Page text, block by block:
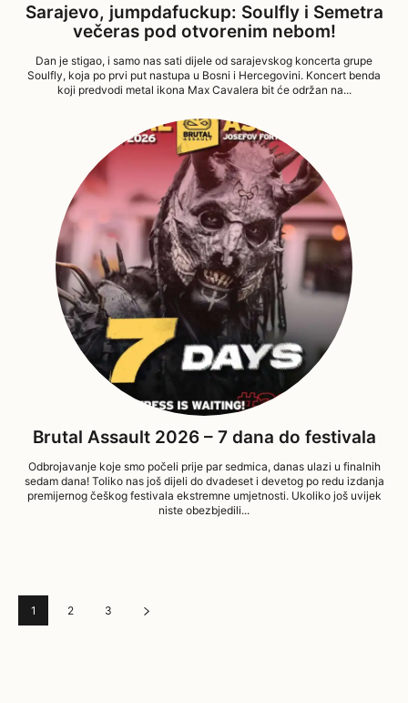
Sarajevo, jumpdafuckup: Soulfly i Semetra
večeras pod otvorenim nebom!
Dan je stigao, i samo nas sati dijele od sarajevskog koncerta grupe
Soulfly, koja po prvi put nastupa u Bosni i Hercegovini. Koncert benda
koji predvodi metal ikona Max Cavalera bit će održan na...
Brutal Assault 2026 – 7 dana do festivala
Odbrojavanje koje smo počeli prije par sedmica, danas ulazi u finalnih
sedam dana! Toliko nas još dijeli do dvadeset i devetog po redu izdanja
premijernog češkog festivala ekstremne umjetnosti. Ukoliko još uvijek
niste obezbjedili...
1 2 3